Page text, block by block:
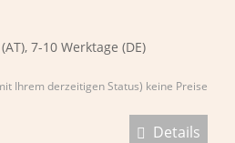
7-10 Werktage (DE)
Ihrem derzeitigen Status) keine Preise
Details